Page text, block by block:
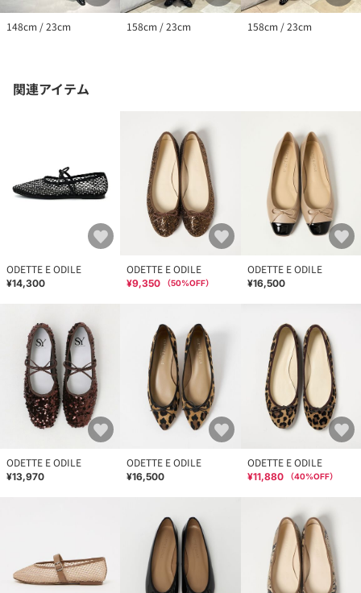
148cm / 23cm 158cm / 23cm 158cm / 23cm
関連アイテム
ODETTE E ODILE
¥14,300
ODETTE E ODILE
¥9,350 （50%OFF）
ODETTE E ODILE
¥16,500
ODETTE E ODILE
¥13,970
ODETTE E ODILE
¥16,500
ODETTE E ODILE
¥11,880 （40%OFF）